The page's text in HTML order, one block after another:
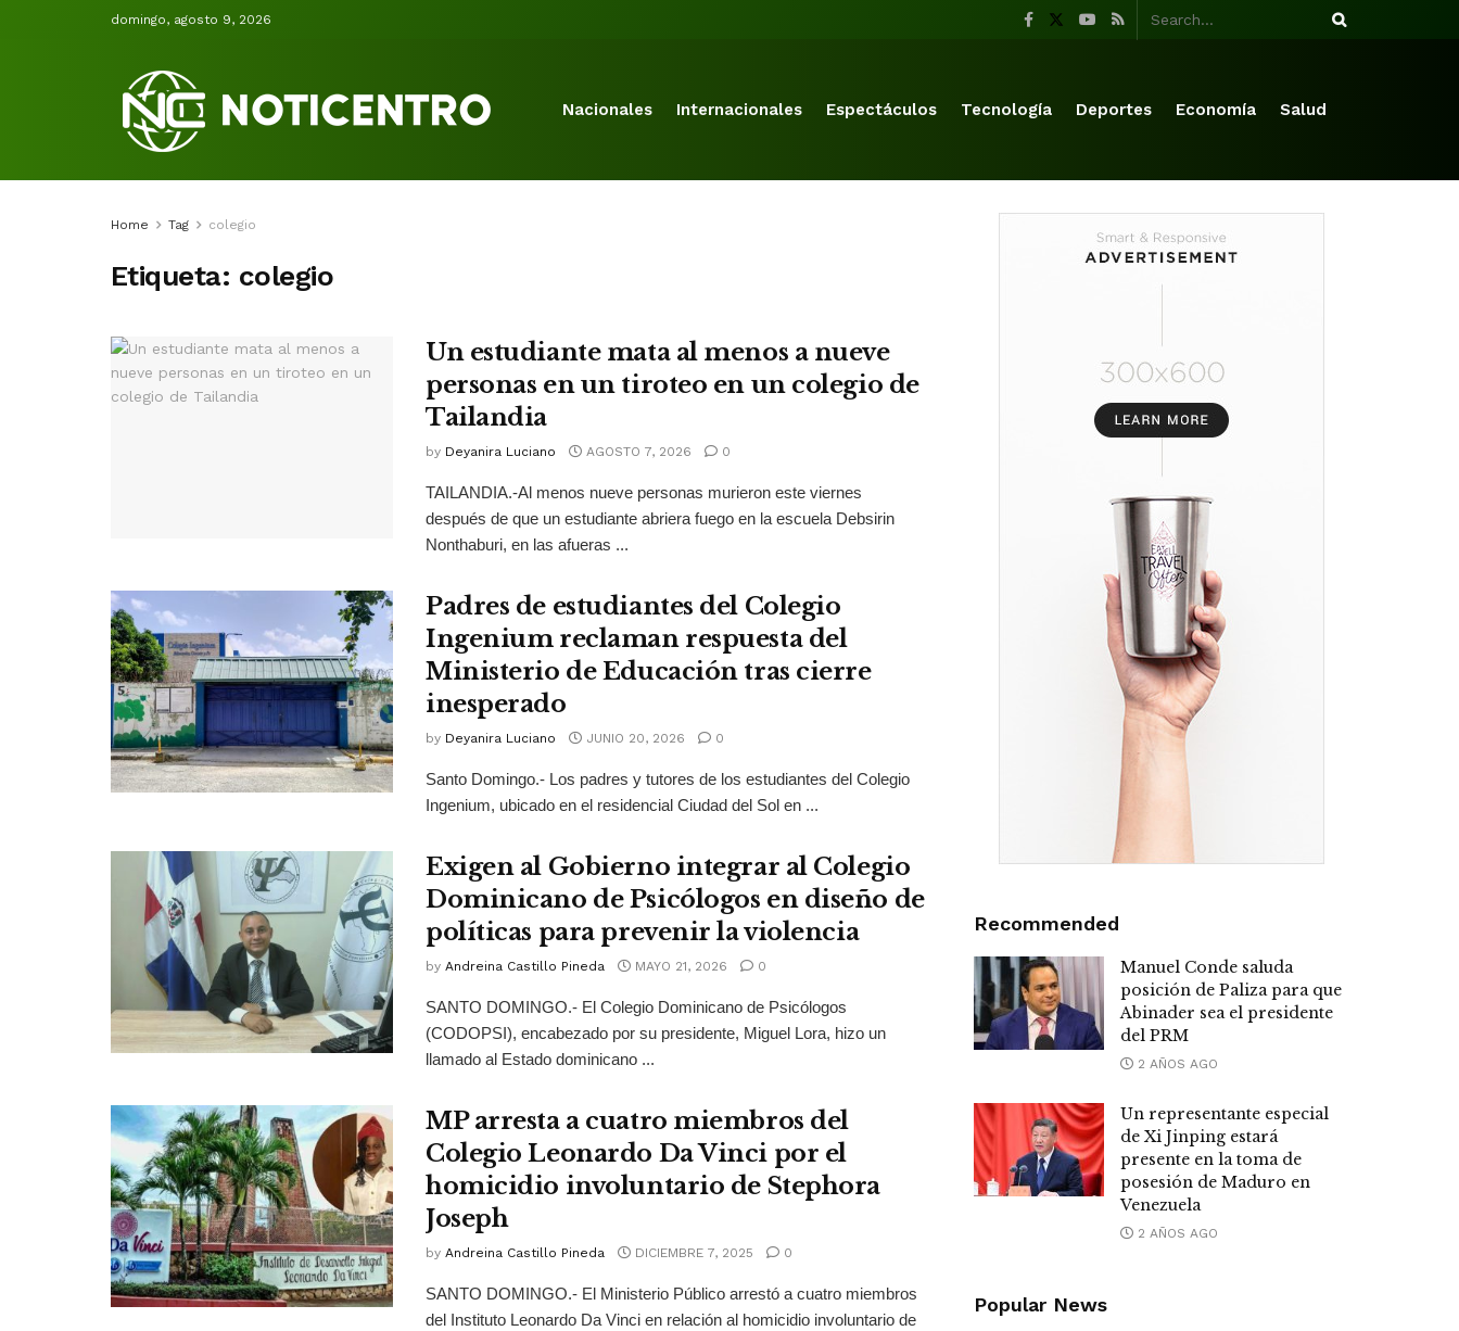
domingo, agosto 9, 2026
Nacionales Internacionales Espectáculos Tecnología Deportes Economía Salud
Home Tag colegio
Etiqueta: colegio
Un estudiante mata al menos a nueve
personas en un tiroteo en un colegio de
Tailandia
by Deyanira Luciano AGOSTO 7, 2026 0
TAILANDIA.-Al menos nueve personas murieron este viernes
después de que un estudiante abriera fuego en la escuela Debsirin
Nonthaburi, en las afueras ...
Padres de estudiantes del Colegio
Ingenium reclaman respuesta del
Ministerio de Educación tras cierre
inesperado
by Deyanira Luciano JUNIO 20, 2026 0
Santo Domingo.- Los padres y tutores de los estudiantes del Colegio
Ingenium, ubicado en el residencial Ciudad del Sol en ...
Exigen al Gobierno integrar al Colegio
Dominicano de Psicólogos en diseño de
políticas para prevenir la violencia
by Andreina Castillo Pineda MAYO 21, 2026 0
SANTO DOMINGO.- El Colegio Dominicano de Psicólogos
(CODOPSI), encabezado por su presidente, Miguel Lora, hizo un
llamado al Estado dominicano ...
MP arresta a cuatro miembros del
Colegio Leonardo Da Vinci por el
homicidio involuntario de Stephora
Joseph
by Andreina Castillo Pineda DICIEMBRE 7, 2025 0
SANTO DOMINGO.- El Ministerio Público arrestó a cuatro miembros
del Instituto Leonardo Da Vinci en relación al homicidio involuntario de
Recommended
Manuel Conde saluda
posición de Paliza para que
Abinader sea el presidente
del PRM
2 AÑOS AGO
Un representante especial
de Xi Jinping estará
presente en la toma de
posesión de Maduro en
Venezuela
2 AÑOS AGO
Popular News